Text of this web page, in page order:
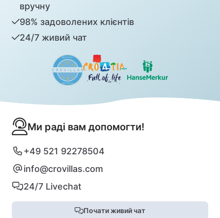
вручну
98% задоволених клієнтів
24/7 живий чат
Ми раді вам допомогти!
+49 521 92278504
info@crovillas.com
24/7 Livechat
Почати живий чат